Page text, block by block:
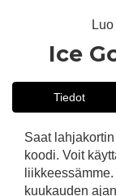
Ice
Tiedot
Saat
koodi. Voit
kuukauden